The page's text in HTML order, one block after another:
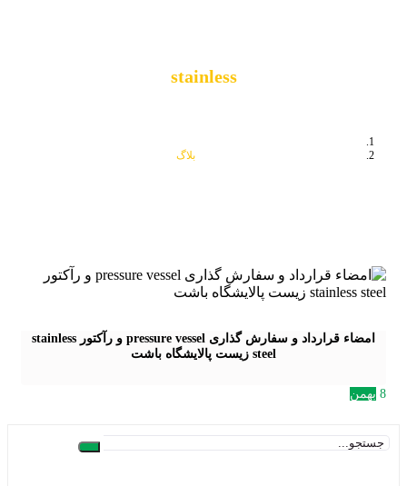
stainless
بلاگ
امضاء قرارداد و سفارش گذاری pressure vessel و رآکتور stainless
steel زیست پالایشگاه باشت
8 بهمن